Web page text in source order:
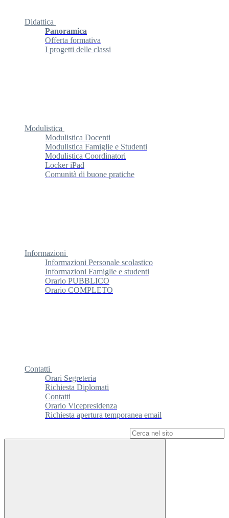
Didattica
Panoramica
Offerta formativa
I progetti delle classi
Modulistica
Modulistica Docenti
Modulistica Famiglie e Studenti
Modulistica Coordinatori
Locker iPad
Comunità di buone pratiche
Informazioni
Informazioni Personale scolastico
Informazioni Famiglie e studenti
Orario PUBBLICO
Orario COMPLETO
Contatti
Orari Segreteria
Richiesta Diplomati
Contatti
Orario Vicepresidenza
Richiesta apertura temporanea email